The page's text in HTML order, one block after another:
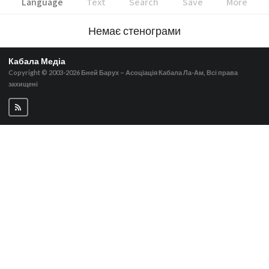
Немає стенограми
Кабала Медіа
Copyright © 2003-2026 Бней Барух – Асоціація Кабала Ла-Ам, Всі права
захищені